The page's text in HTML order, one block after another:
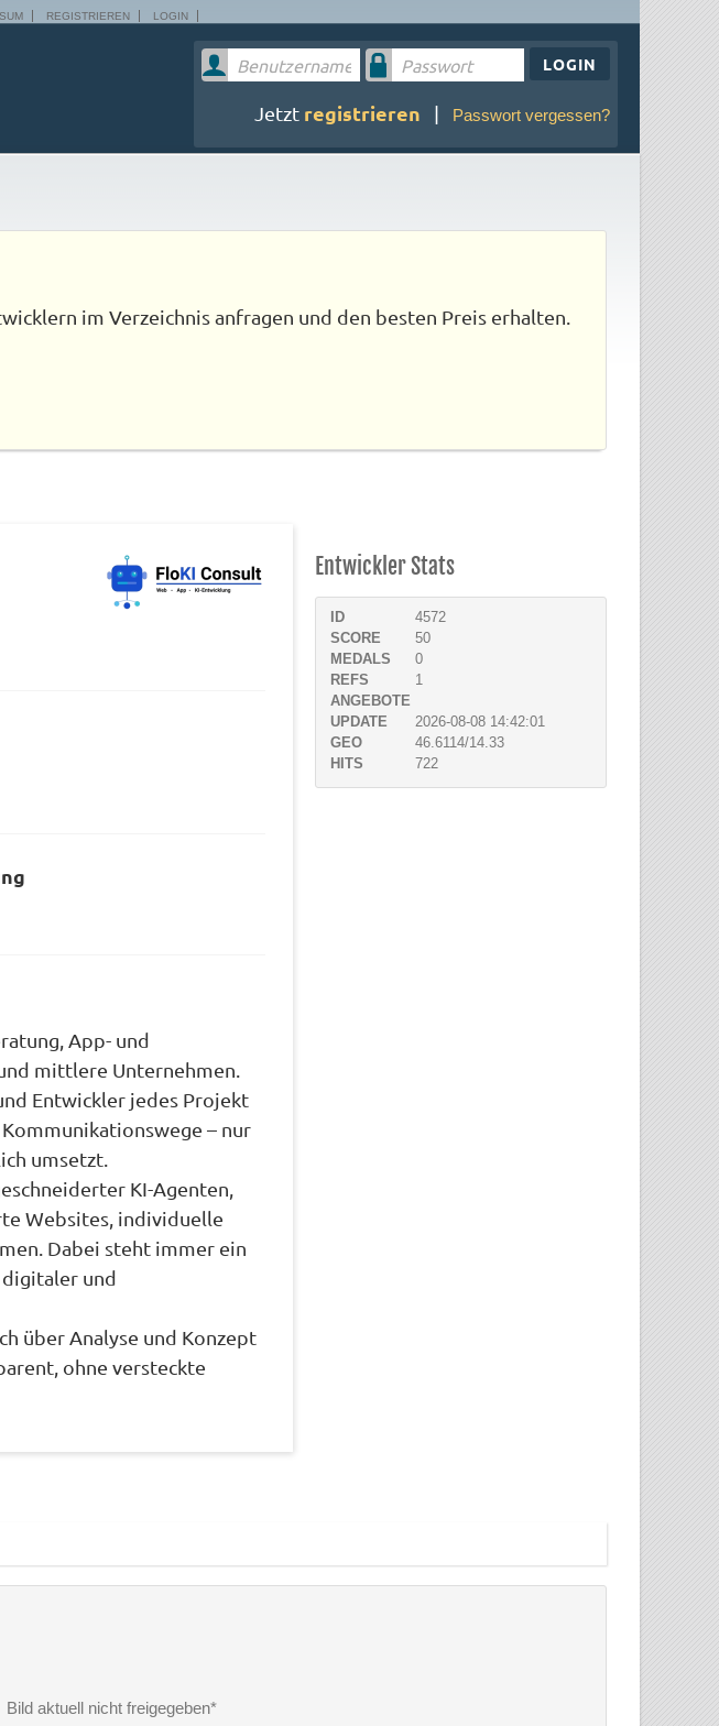
REGISTRIEREN LOGIN
LOGIN
Jetzt registrieren | Passwort vergessen?
im Verzeichnis anfragen und den besten Preis erhalten.
App- und
mittlere Unternehmen.
Entwickler jedes Projekt
– nur
umsetzt.
KI-Agenten,
Websites, individuelle
Dabei steht immer ein
und
über Analyse und Konzept
ohne versteckte
Entwickler Stats
ID
4572
SCORE
50
MEDALS
0
REFS
1
ANGEBOTE
UPDATE
2026-08-08 14:42:01
GEO
46.6114/14.33
HITS
722
Bild aktuell nicht freigegeben*